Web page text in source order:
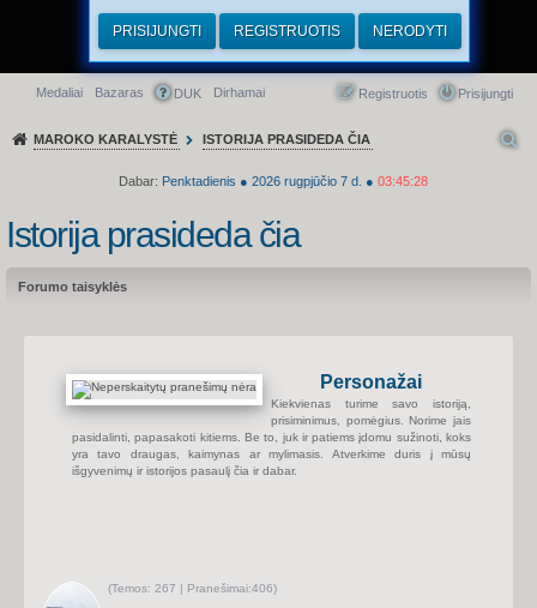
Greitasis meniu
Medaliai Bazaras DUK Dirhamai Prisijungti
Registruotis
MAROKO KARALYSTĖ ISTORIJA PRASIDEDA ČIA
Dabar: Penktadienis ● 2026 rugpjūčio 7 d. ● 03:45:28
PRISIJUNGTI REGISTRUOTIS NERODYTI
Istorija prasideda čia
Forumo taisyklės
Personažai
Kiekvienas turime savo istoriją,
prisiminimus, pomėgius. Norime jais
pasidalinti, papasakoti kitiems. Be to, juk ir patiems įdomu sužinoti, koks
yra tavo draugas, kaimynas ar mylimasis. Atverkime duris į mūsų
išgyvenimų ir istorijos pasaulį čia ir dabar.
(Temos: 267 | Pranešimai:406)